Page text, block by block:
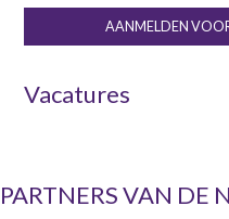
AANMELDEN
Vacatures
PARTNERS VAN DE